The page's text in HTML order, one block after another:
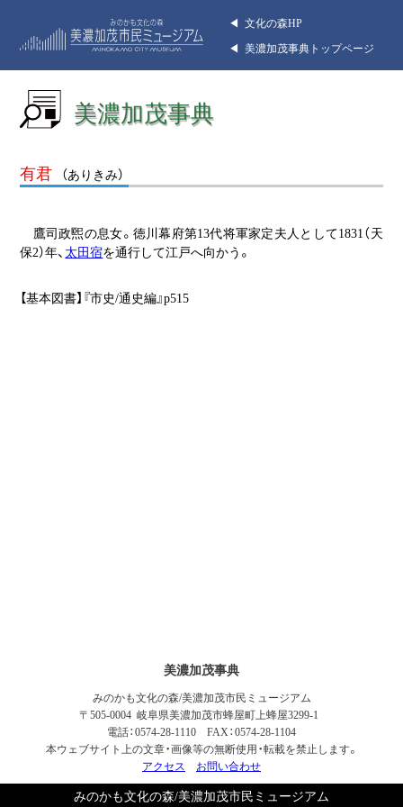
◀︎ 文化の森HP
◀︎ 美濃加茂事典トップページ
美濃加茂事典
有君 （ありきみ）
鷹司政煕の息女。徳川幕府第13代将軍家定夫人として1831（天
保2）年、 太田宿を通行して江戸へ向かう。
【基本図書】『市史/通史編』p515
美濃加茂事典
みのかも文化の森/美濃加茂市民ミュージアム
〒505-0004 岐阜県美濃加茂市蜂屋町上蜂屋3299-1
電話：0574-28-1110 FAX：0574-28-1104
本ウェブサイト上の文章・画像等の無断使用・転載を禁止します。
アクセス
お問い合わせ
みのかも文化の森/美濃加茂市民ミュージアム